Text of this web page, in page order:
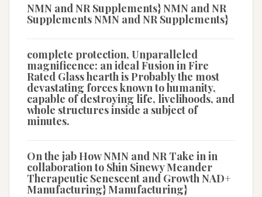
NMN and NR Supplements} NMN and NR
Supplements NMN and NR Supplements}
complete protection, Unparalleled
magnificence: an ideal Fusion in Fire
Rated Glass hearth is Probably the most
devastating forces known to humanity,
capable of destroying life, livelihoods, and
whole structures inside a subject of
minutes.
On the jab How NMN and NR Take in in
collaboration to Shin Sinewy Meander
Therapeutic Senescent and Growth NAD+
Manufacturing} Manufacturing}